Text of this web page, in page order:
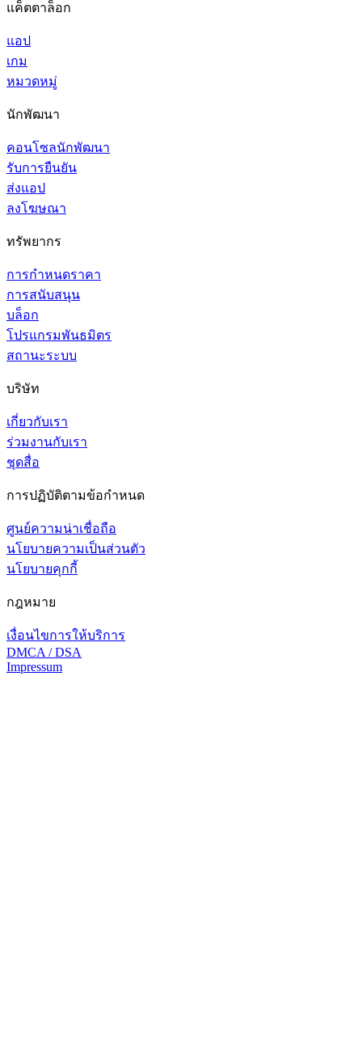
แค็ตตาล็อก
แอป
เกม
หมวดหมู่
นักพัฒนา
คอนโซลนักพัฒนา
รับการยืนยัน
ส่งแอป
ลงโฆษณา
ทรัพยากร
การกำหนดราคา
การสนับสนุน
บล็อก
โปรแกรมพันธมิตร
สถานะระบบ
บริษัท
เกี่ยวกับเรา
ร่วมงานกับเรา
ชุดสื่อ
การปฏิบัติตามข้อกำหนด
ศูนย์ความน่าเชื่อถือ
นโยบายความเป็นส่วนตัว
นโยบายคุกกี้
กฎหมาย
เงื่อนไขการให้บริการ
DMCA / DSA
Impressum